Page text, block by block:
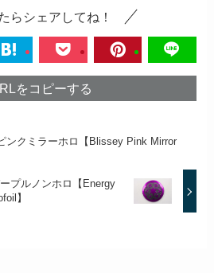
らシェアしてね！
をコピーする
ンクミラーホロ【Blissey Pink Mirror
プルノンホロ【Energy
】